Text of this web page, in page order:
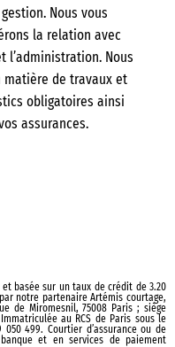
Nous vous
la relation avec
l’administration. Nous
matière de travaux et
obligatoires ainsi
assurances.
basée sur un taux de crédit de 3.20
notre partenaire Artémis courtage,
de Miromesnil, 75008 Paris ; siège
au RCS de Paris sous le
050 499. Courtier d’assurance ou de
et en services de paiement